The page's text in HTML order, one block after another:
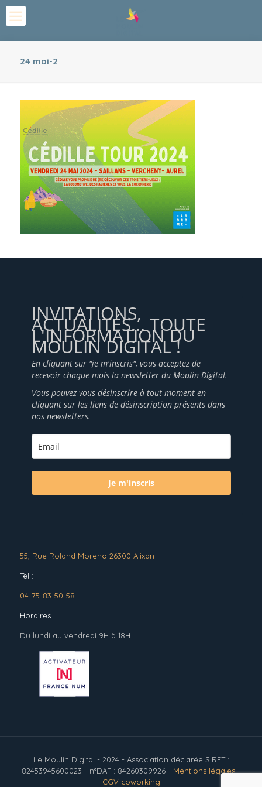
24 mai-2
INVITATIONS,
ACTUALITÉS... TOUTE
L'INFORMATION DU
MOULIN DIGITAL !
En cliquant sur "je m'inscris", vous acceptez de
recevoir chaque mois la newsletter du Moulin Digital.
Vous pouvez vous désinscrire à tout moment en
cliquant sur les liens de désinscription présents dans
nos newsletters.
Je m'inscris
55, Rue Roland Moreno 26300 Alixan
Tel :
04-75-83-50-58
Horaires :
Du lundi au vendredi 9H à 18H
Le Moulin Digital - 2024 - Association déclarée SIRET :
82453945600023 - n°DAF : 84260309926 - Mentions légales-
CGV coworking